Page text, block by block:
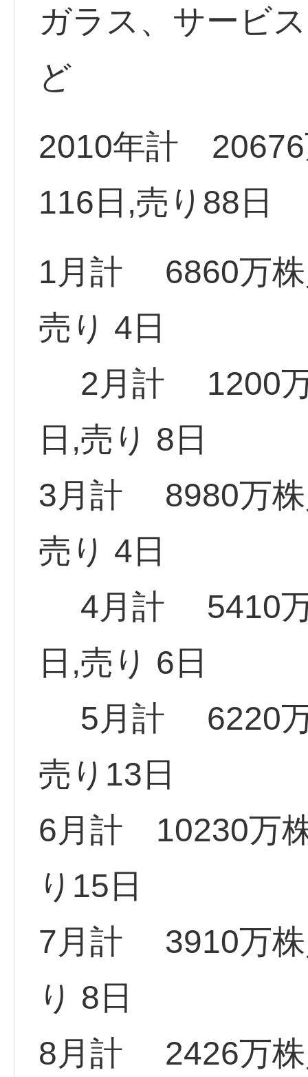
ガラス、サービ
ど
2010年計
116日,売り88日
1月計 6860万
売り 4日
2月計 1200万
日,売り 8日
3月計 8980万
売り 4日
4月計 5410万
日,売り 6日
5月計 6220万
売り13日
6月計 10230万
り15日
7月計 3910万株
り 8日
8月計 2426万株